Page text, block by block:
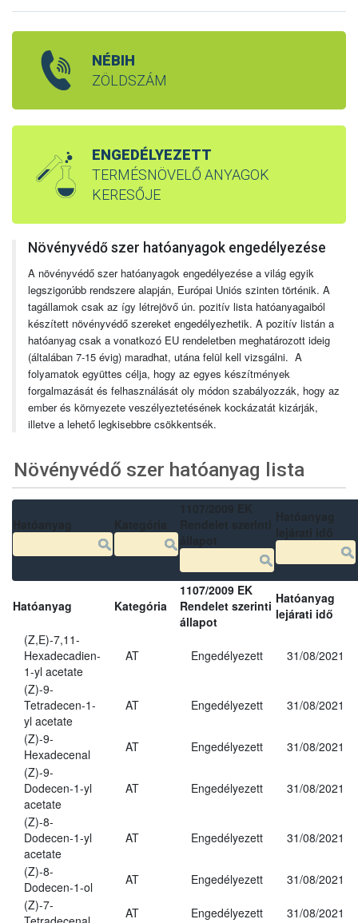
NÉBIH
ZÖLDSZÁM
ENGEDÉLYEZETT
TERMÉSNÖVELŐ ANYAGOK
KERESŐJE
Növényvédő szer hatóanyagok engedélyezése
A növényvédő szer hatóanyagok engedélyezése a világ egyik
legszigorúbb rendszere alapján, Európai Uniós szinten történik. A
tagállamok csak az így létrejövő ún. pozitív lista hatóanyagaiból
készített növényvédő szereket engedélyezhetik. A pozitív listán a
hatóanyag csak a vonatkozó EU rendeletben meghatározott ideig
(általában 7-15 évig) maradhat, utána felül kell vizsgálni. A
folyamatok együttes célja, hogy az egyes készítmények
forgalmazását és felhasználását oly módon szabályozzák, hogy az
ember és környezete veszélyeztetésének kockázatát kizárják,
illetve a lehető legkisebbre csökkentsék.
Növényvédő szer hatóanyag lista
Hatóanyag Kategória
1107/2009 EK
Rendelet szerinti
állapot
Hatóanyag
lejárati idő
(Z,E)-7,11-
Hexadecadien-
1-yl acetate
AT Engedélyezett 31/08/2021
(Z)-9-
Tetradecen-1-
yl acetate
AT Engedélyezett 31/08/2021
(Z)-9-
Hexadecenal
AT Engedélyezett
31/08/2021
(Z)-9-
Dodecen-1-yl
acetate
AT Engedélyezett 31/08/2021
(Z)-8-
Dodecen-1-yl
acetate
AT Engedélyezett 31/08/2021
(Z)-8-
Dodecen-1-ol
AT Engedélyezett
31/08/2021
(Z)-7-
AT Engedélyezett
31/08/2021